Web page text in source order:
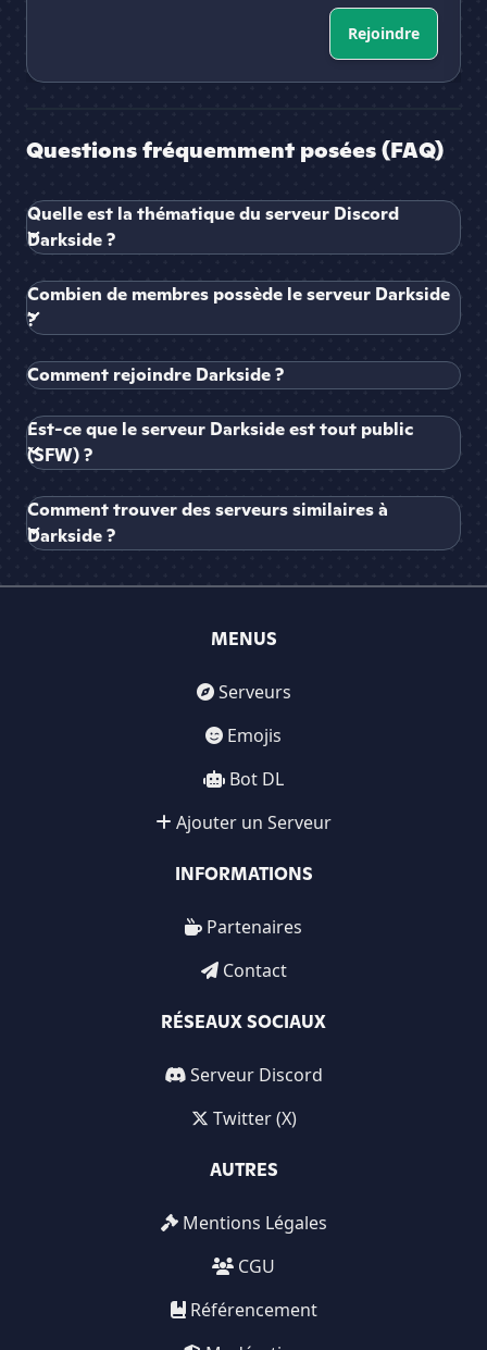
Rejoindre
Questions fréquemment posées (FAQ)
Quelle est la thématique du serveur Discord
Darkside ?
Combien de membres possède le serveur Darkside
?
Comment rejoindre Darkside ?
Est-ce que le serveur Darkside est tout public
(SFW) ?
Comment trouver des serveurs similaires à
Darkside ?
MENUS
Serveurs
Emojis
Bot DL
Ajouter un Serveur
INFORMATIONS
Partenaires
Contact
RÉSEAUX SOCIAUX
Serveur Discord
Twitter (X)
AUTRES
Mentions Légales
CGU
Référencement